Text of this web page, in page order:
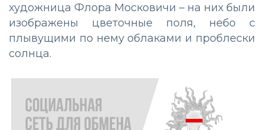
художница Флора Московичи – на них были
изображены цветочные поля, небо с
плывущими по нему облаками и проблески
солнца.